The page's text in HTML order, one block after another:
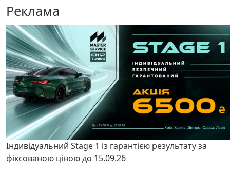
Реклама
Індивідуальний Stage 1 із гарантією результату за
фіксованою ціною до 15.09.26